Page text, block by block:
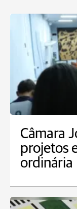
Câmara
projetos
ordinária